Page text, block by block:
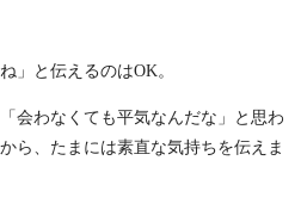
」と伝えるのはOK。
会わなくても平気なんだな」と思わ
ら、たまには素直な気持ちを伝えま